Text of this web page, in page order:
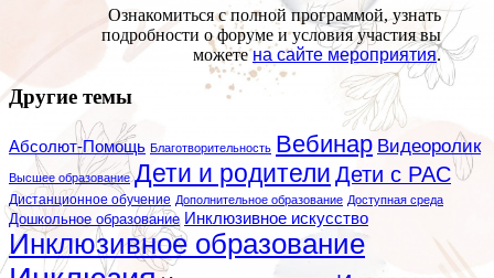
Ознакомиться с полной программой, узнать
подробности о форуме и условия участия вы
можетена сайте мероприятия.
Другие темы
Абсолют-Помощь Благотворительность Вебинар Видеоролик
Высшее образование Дети и родители Дети с РАС
Дистанционное обучение Дополнительное образование Доступная среда
Дошкольное образование Инклюзивное искусство
Инклюзивное образование